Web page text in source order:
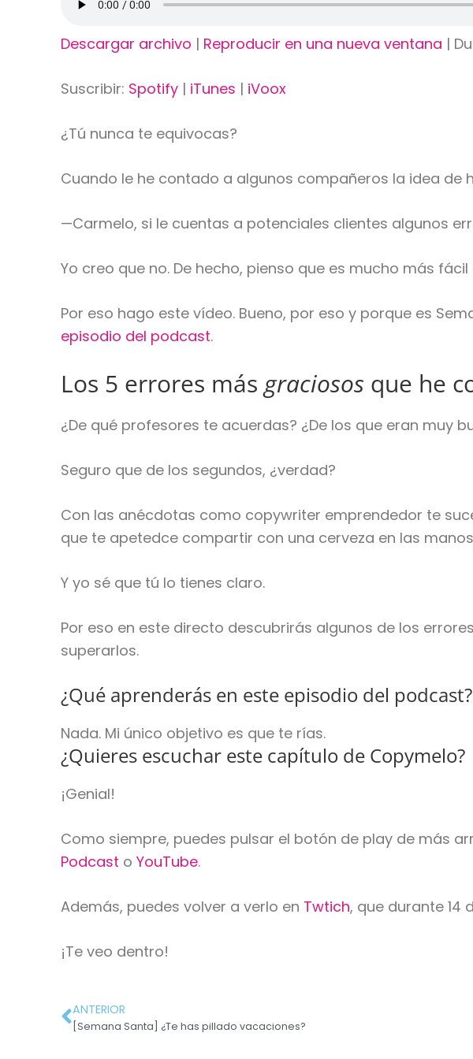
Descargar archivo | Reproducir en una nueva ventana |
Suscribir: Spotify | iTunes | iVoox
¿Tú nunca te equivocas?
Cuando le he contado a algunos compañeros la idea
—Carmelo, si le cuentas a potenciales clientes algunos
Yo creo que no. De hecho, pienso que es mucho más
Por eso hago este vídeo. Bueno, por eso y porque es
episodio del podcast.
Los 5 errores másgraciosos que he
¿De qué profesores te acuerdas? ¿De los que eran muy
Seguro que de los segundos, ¿verdad?
Con las anécdotas como copywriter emprendedor te
que te apetedce compartir con una cerveza en las
Y yo sé que tú lo tienes claro.
Por eso en este directo descubrirás algunos de los
superarlos.
¿Qué aprenderás en este episodio del podcast?
Nada. Mi único objetivo es que te rías.
¿Quieres escuchar este capítulo de Copymelo?
¡Genial!
Como siempre, puedes pulsar el botón de play de más
Podcast oYouTube.
Además, puedes volver a verlo en Twtich, que durante 14
¡Te veo dentro!
ANTERIOR
[Semana Santa] ¿Te has pillado vacaciones?